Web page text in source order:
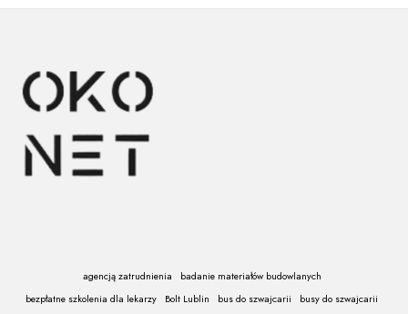
agencją zatrudnienia
badanie materiałów budowlanych
bezpłatne szkolenia dla lekarzy
Bolt Lublin bus do szwajcarii
busy do szwajcarii